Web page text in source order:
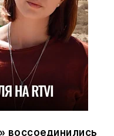
воссоединились